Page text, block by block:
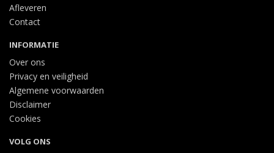
Afleveren
Contact
INFORMATIE
Over ons
Privacy en veiligheid
Algemene voorwaarden
Disclaimer
Cookies
VOLG ONS